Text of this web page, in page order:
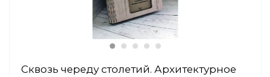
Сквозь череду столетий. Архитектурное